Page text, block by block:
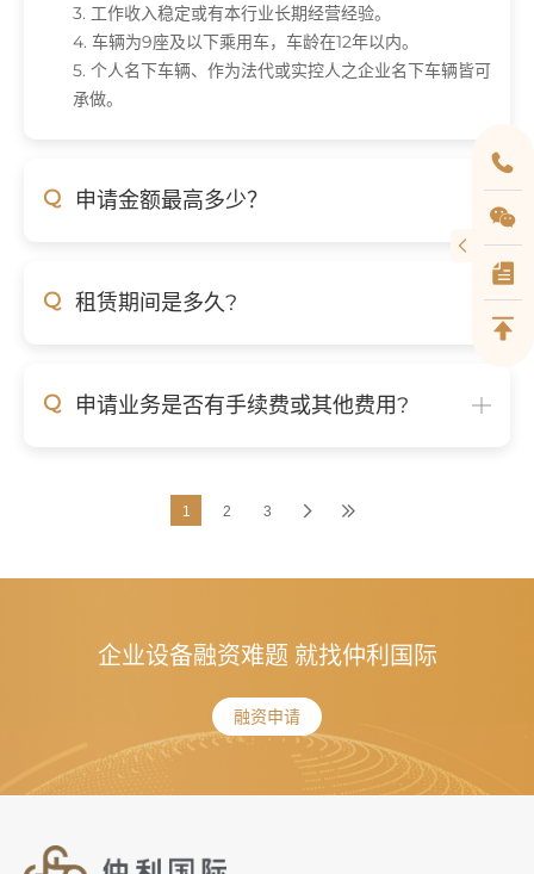
3. 工作收入稳定或有本行业长期经营经验。
4. 车辆为9座及以下乘用车，车龄在12年以内。
5. 个人名下车辆、作为法代或实控人之企业名下车辆皆可
承做。
Q 申请金额最高多少？
Q 租赁期间是多久?
Q 申请业务是否有手续费或其他费用?
1 2 3
企业设备融资难题 就找仲利国际
融资申请